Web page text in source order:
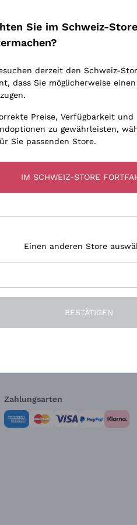
Biondi Santi
Argiolas
Zenato
Ca' dei Frati
Die Firma
Zahlungsarten
finden Sie in unserem
Sie im Schweiz-Store
derzeit den Schweiz-
dass Sie möglicherweise
Preise, Verfügbarkeit und
zu gewährleisten,
Sie passenden Store.
IM SCHWEIZ-STORE
Einen anderen Store
BESTÄTIGEN